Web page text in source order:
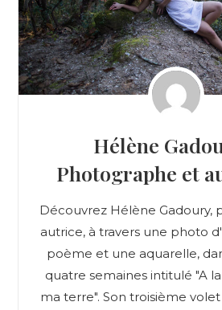
Hélène
Photographe et
Découvrez Hélène Gadoury,
autrice, à travers une photo
poème et une aquarelle,
quatre semaines intitulé "A
ma terre". Son troisième